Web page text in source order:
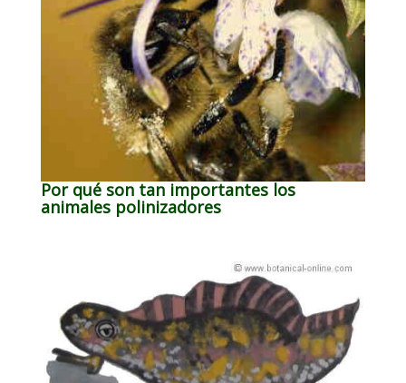
Por qué son tan importantes los
animales polinizadores